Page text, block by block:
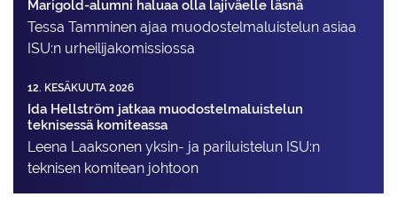
Marigold-alumni haluaa olla lajiväelle läsnä
Tessa Tamminen ajaa muodostelma­luistelun asiaa
ISU:n urheilija­komissiossa
12. KESÄKUUTA 2026
Ida Hellström jatkaa muodostelmaluistelun
teknisessä komiteassa
Leena Laaksonen yksin- ja pariluistelun ISU:n
teknisen komitean johtoon